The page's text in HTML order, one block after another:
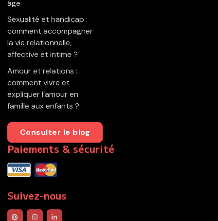
âge
Sexualité et handicap :
comment accompagner
la vie relationnelle,
affective et intime ?
Amour et relations :
comment vivre et
expliquer l’amour en
famille aux enfants ?
Consulter le blog
Paiements & sécurité
Suivez-nous